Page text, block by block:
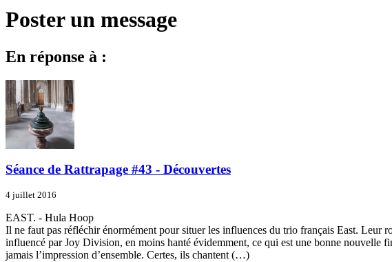
Poster un message
En réponse à :
Séance de Rattrapage #43 - Découvertes
4 juillet 2016
EAST. - Hula Hoop
Il ne faut pas réfléchir énormément pour situer les influences du trio français East. Leur
influencé par Joy Division, en moins hanté évidemment, ce qui est une bonne nouvelle
jamais l’impression d’ensemble. Certes, ils chantent (…)